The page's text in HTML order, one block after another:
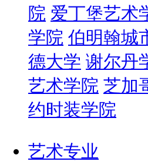
院 爱丁堡艺术
学院 伯明翰城
德大学 谢尔丹
艺术学院 芝加
约时装学院
艺术专业